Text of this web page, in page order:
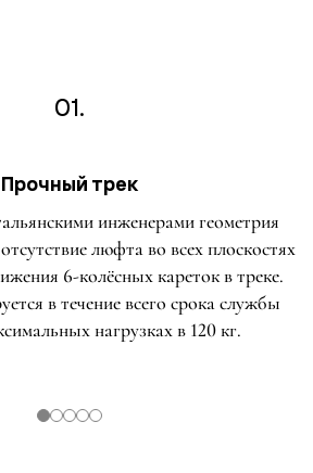
01.
Прочный трек
инженерами геометрия
люфта во всех плоскостях
6-колёсных кареток в треке.
в течение всего срока службы
нагрузках в 120 кг.